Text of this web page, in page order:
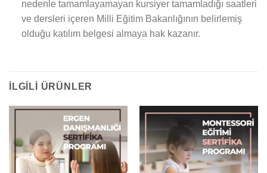
nedenle tamamlayamayan kursiyer tamamladığı saatleri
ve dersleri içeren Milli Eğitim Bakanlığının belirlemiş
olduğu katılım belgesi almaya hak kazanır.
İLGILI ÜRÜNLER